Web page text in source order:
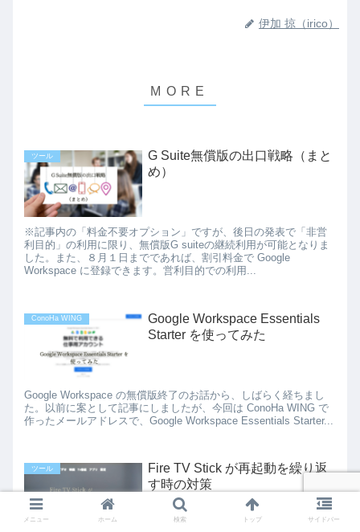
伊加 掠（irico）
ツール
G Suite無償版の出口戦略（まと
め）
※記事内の「料金不要オプション」ですが、後日の発表で「非営
利目的」の利用に限り、無償版G suiteの継続利用が可能となりま
した。また、８月１日までであれば、割引料金で Google
Workspace に登録できます。営利目的での利用...
ConoHa WING
Google Workspace Essentials
Starter を使ってみた
Google Workspace の無償版終了のお話から、しばらく経ちまし
た。以前に案として記事にしましたが、今回は ConoHa WING で
作ったメールアドレスで、Google Workspace Essentials Starter...
ツール
Fire TV Stick が再起動を繰り返
す時の対策
メニュー ホーム 検索 トップ サイドバー